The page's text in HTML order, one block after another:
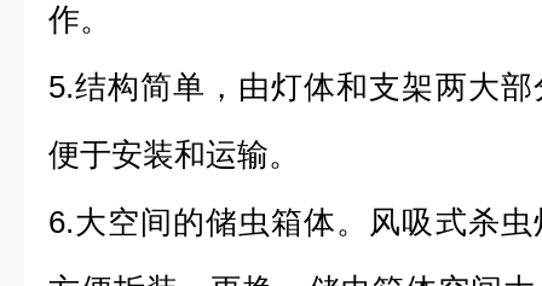
作。
5.结构简单，由灯体和支架两大
便于安装和运输。
6.大空间的储虫箱体。风吸式杀